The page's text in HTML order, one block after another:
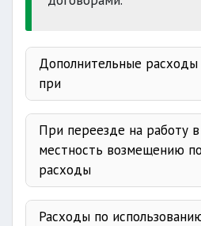
Дополнительные
при
командировках
в
принадлежащего
При переезде на работу
местность возмещению
расходы
переезду и провозу
устройству
Расходы по